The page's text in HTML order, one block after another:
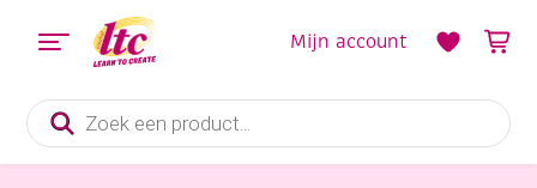
Producten
zoeken
Mijn account